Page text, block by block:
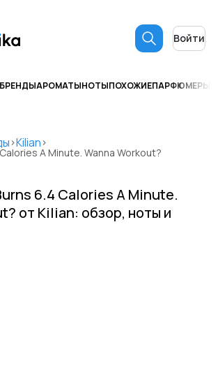
Войти
БРЕНДЫАРОМАТЫНОТЫПОХОЖИЕПАРФЮМЕРЫ
>Kilian >
A Minute. Wanna Workout?
6.4 Calories A Minute.
от Kilian: обзор, ноты и